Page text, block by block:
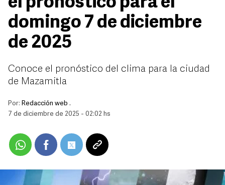
domingo 7 de diciembre
de 2025
Conoce el pronóstico del clima para la ciudad
de Mazamitla
Por: Redacción web .
7 de diciembre de 2025 - 02:02 hs